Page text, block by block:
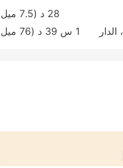
28 د ( 7.5 ميل
Mohammed V International Airport، الدار
1 س 39 د ( 76 ميل